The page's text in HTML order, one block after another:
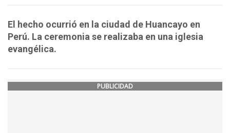
El hecho ocurrió en la ciudad de Huancayo en
Perú. La ceremonia se realizaba en una iglesia
evangélica.
PUBLICIDAD